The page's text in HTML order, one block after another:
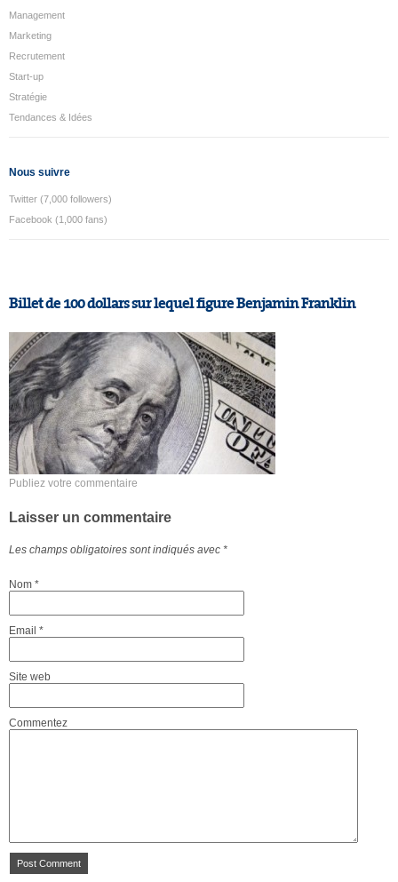
Management
Marketing
Recrutement
Start-up
Stratégie
Tendances & Idées
Nous suivre
Twitter (7,000 followers)
Facebook (1,000 fans)
Billet de 100 dollars sur lequel figure Benjamin Franklin
Publiez votre commentaire
Laisser un commentaire
Les champs obligatoires sont indiqués avec *
Nom *
Email *
Site web
Commentez